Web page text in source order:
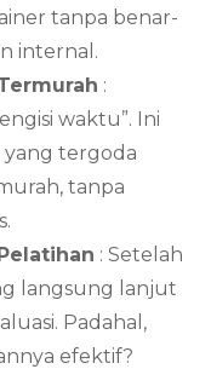
tanpa benar-
internal.
:
waktu”. Ini
yang tergoda
tanpa
: Setelah
langsung lanjut
Padahal,
efektif?